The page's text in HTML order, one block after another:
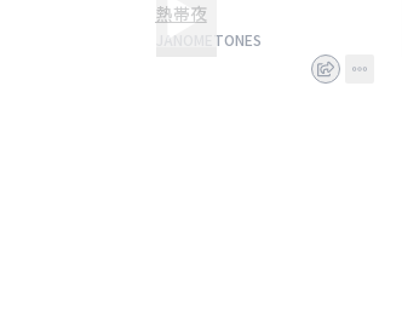
熱帯夜
JANOMETONES